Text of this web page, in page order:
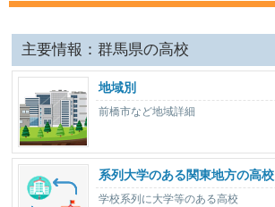
主要情報：群馬県の高校
地域別
前橋市など地域詳細
系列大学のある関東地方の高校
学校系列に大学等のある高校